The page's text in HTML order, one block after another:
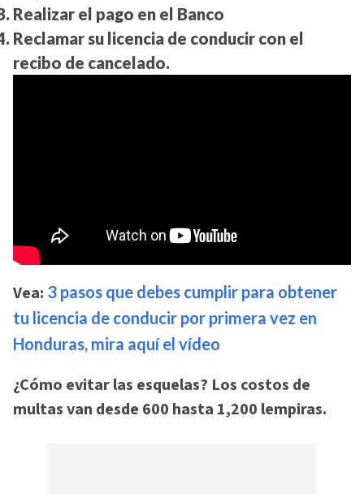
Realizar el pago en el Banco
Reclamar su licencia de conducir con el
recibo de cancelado.
Vea: 3 pasos que debes cumplir para obtener
tu licencia de conducir por primera vez en
Honduras, mira aquí el vídeo
¿Cómo evitar las esquelas? Los costos de
multas van desde 600 hasta 1,200 lempiras.